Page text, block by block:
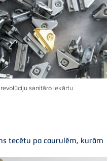
sanitāro iekārtu
tecētu pa caurulēm, kurām